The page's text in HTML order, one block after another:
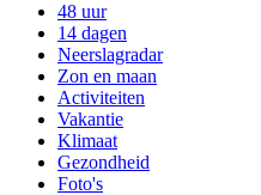
48 uur
14 dagen
Neerslagradar
Zon en maan
Activiteiten
Vakantie
Klimaat
Gezondheid
Foto's